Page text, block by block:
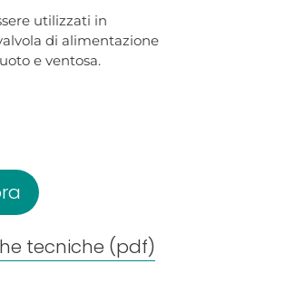
utilizzati in
di alimentazione
e ventosa.
tecniche (pdf)